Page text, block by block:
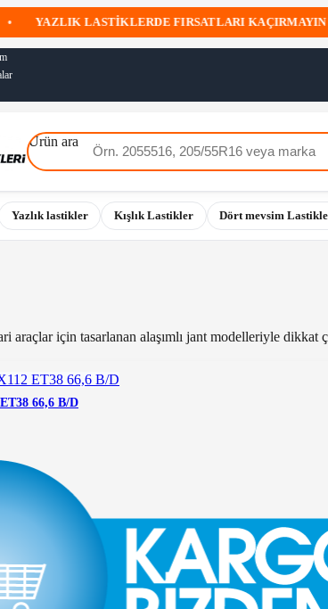
YAZLIK LASTIKLERDE FIRSATLARI KAÇIRMAYIN •
Ürün ara
Yazlık lastikler Kışlık Lastikler Dört mevsim
araçlar için tasarlanan alaşımlı jant modelleriyle dikkat
66,6 B/D